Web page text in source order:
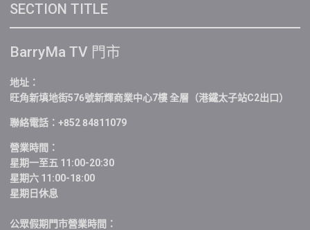
SECTION TITLE
BarryMa TV 門市
地址：
旺角新填地街576號新輝商業中心7樓 全層（港鐵太子站C2出口）
聯絡電話：+852 84811079
營業時間：
星期一至五 11:00-20:30
星期六 11:00-18:00
星期日休息
公眾假期門市營業時間：